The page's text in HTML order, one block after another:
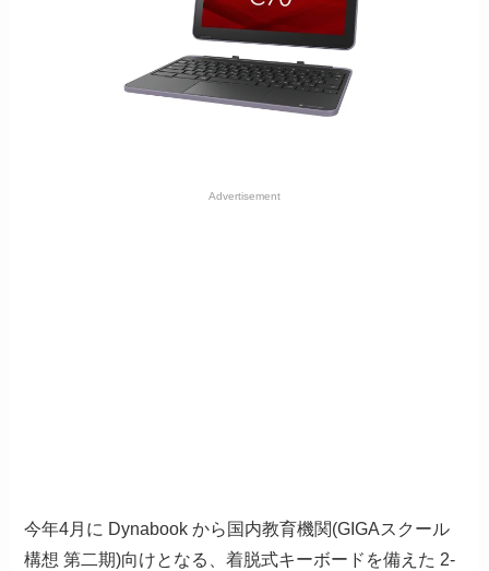
Advertisement
今年4月に Dynabook から国内教育機関(GIGAスクール
構想 第二期)向けとなる、着脱式キーボードを備えた 2-